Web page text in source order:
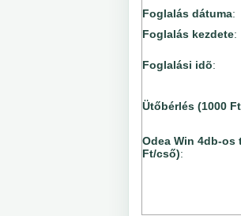
Foglalás dátuma:
Foglalás kezdete:
Foglalási idõ:
Ütőbérlés (1000
Odea Win 4db-os
Ft/cső):